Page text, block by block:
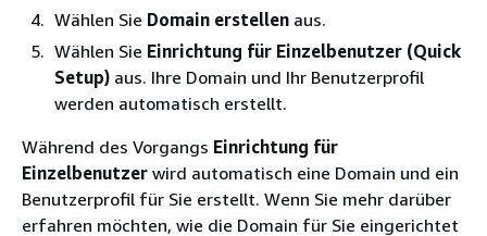
Wählen Sie Domain erstellen aus.
Wählen Sie Einrichtung für Einzelbenutzer (Quick
Setup) aus. Ihre Domain und Ihr Benutzerprofil
werden automatisch erstellt.
Während des Vorgangs Einrichtung für
Einzelbenutzer wird automatisch eine Domain und ein
Benutzerprofil für Sie erstellt. Wenn Sie mehr darüber
erfahren möchten, wie die Domain für Sie eingerichtet